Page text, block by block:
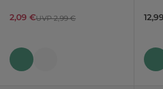
2,09 €UVP 2,99 €